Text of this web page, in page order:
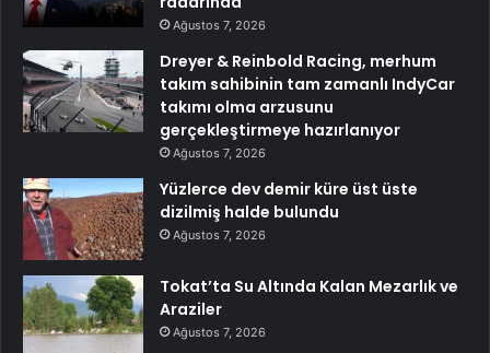
Ağustos 7, 2026
Dreyer & Reinbold Racing, merhum
takım sahibinin tam zamanlı IndyCar
takımı olma arzusunu
gerçekleştirmeye hazırlanıyor
Ağustos 7, 2026
Yüzlerce dev demir küre üst üste
dizilmiş halde bulundu
Ağustos 7, 2026
Tokat’ta Su Altında Kalan Mezarlık ve
Araziler
Ağustos 7, 2026